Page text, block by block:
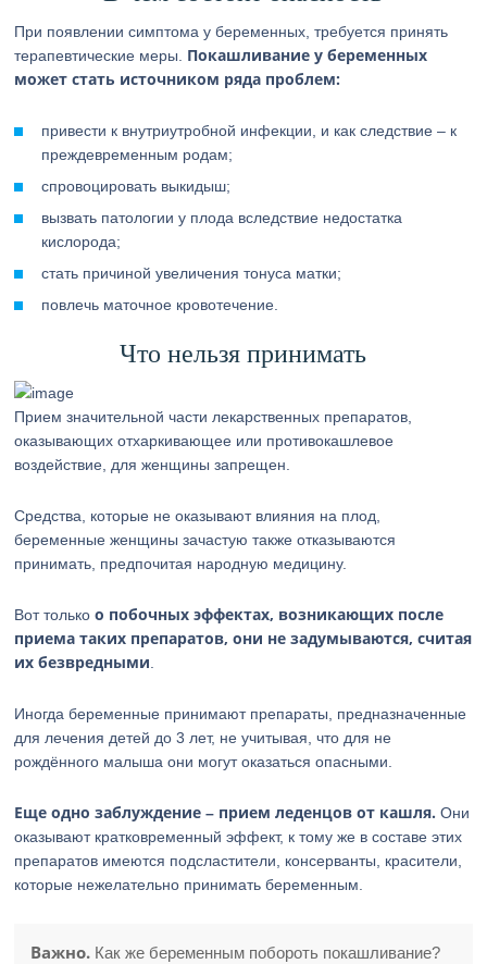
При появлении симптома у беременных, требуется принять
терапевтические меры. Покашливание у беременных
может стать источником ряда проблем:
привести к внутриутробной инфекции, и как следствие – к
преждевременным родам;
спровоцировать выкидыш;
вызвать патологии у плода вследствие недостатка
кислорода;
стать причиной увеличения тонуса матки;
повлечь маточное кровотечение.
Что нельзя принимать
Прием значительной части лекарственных препаратов,
оказывающих отхаркивающее или противокашлевое
воздействие, для женщины запрещен.
Средства, которые не оказывают влияния на плод,
беременные женщины зачастую также отказываются
принимать, предпочитая народную медицину.
Вот толькоо побочных эффектах, возникающих после
приема таких препаратов, они не задумываются, считая
их безвредными
Иногда беременные принимают препараты, предназначенные
для лечения детей до 3 лет, не учитывая, что для не
рождённого малыша они могут оказаться опасными.
Еще одно заблуждение – прием леденцов от кашля. Они
оказывают кратковременный эффект, к тому же в составе этих
препаратов имеются подсластители, консерванты, красители,
которые нежелательно принимать беременным.
Важно. Как же беременным побороть покашливание?